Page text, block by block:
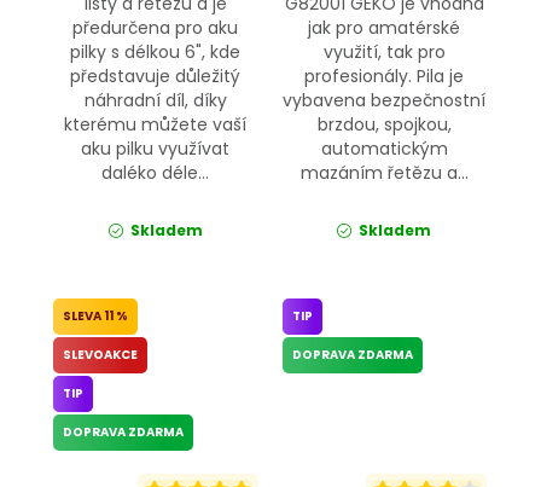
předurčena pro aku
pilky s délkou 6", kde
představuje důležitý
náhradní díl, díky
kterému můžete vaší
aku pilku využívat
daléko déle...
Skladem
jak pro amatérské
využití, tak pro
profesionály. Pila je
vybavena bezpečnostní
brzdou, spojkou,
automatickým
mazáním řetězu a...
Skladem
11 %
SLEVOAKCE
TIP
DOPRAVA ZDARMA
TIP
DOPRAVA ZDARMA